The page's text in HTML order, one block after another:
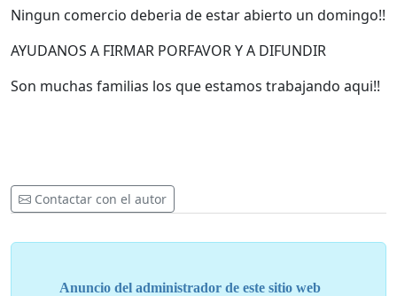
Ningun comercio deberia de estar abierto un domingo!!
AYUDANOS A FIRMAR PORFAVOR Y A DIFUNDIR
Son muchas familias los que estamos trabajando aqui!!
Contactar con el autor
Anuncio del administrador de este sitio web